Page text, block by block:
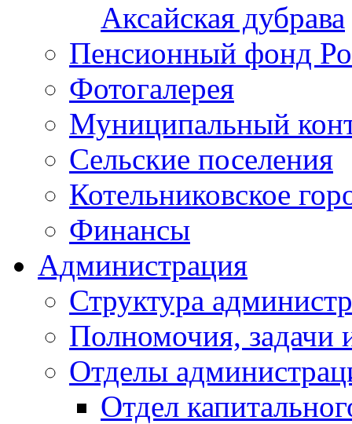
Аксайская дубрава
Пенсионный фонд
Фотогалерея
Муниципальный
Сельские поселения
Котельниковское
Финансы
Администрация
Структура
Полномочия, задачи
Отделы
Отдел